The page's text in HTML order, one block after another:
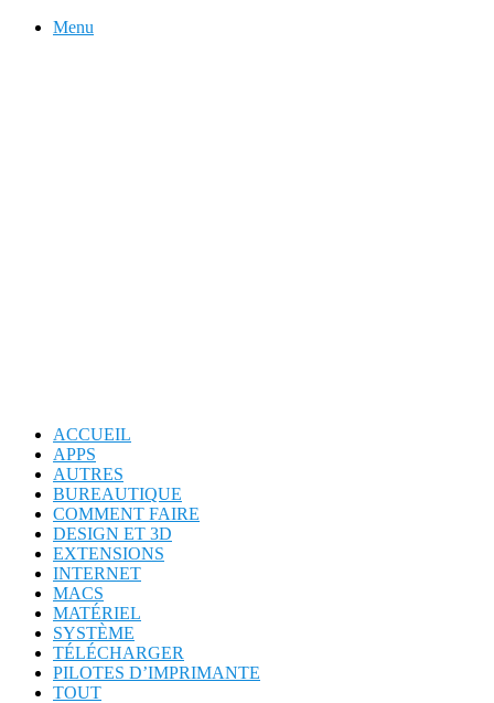
Menu
ACCUEIL
APPS
AUTRES
BUREAUTIQUE
COMMENT FAIRE
DESIGN ET 3D
EXTENSIONS
INTERNET
MACS
MATÉRIEL
SYSTÈME
TÉLÉCHARGER
PILOTES D’IMPRIMANTE
TOUT